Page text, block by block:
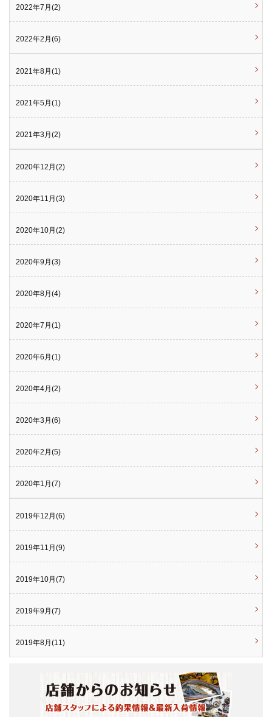
2022年7月(2)
2022年2月(6)
2021年8月(1)
2021年5月(1)
2021年3月(2)
2020年12月(2)
2020年11月(3)
2020年10月(2)
2020年9月(3)
2020年8月(4)
2020年7月(1)
2020年6月(1)
2020年4月(2)
2020年3月(6)
2020年2月(5)
2020年1月(7)
2019年12月(6)
2019年11月(9)
2019年10月(7)
2019年9月(7)
2019年8月(11)